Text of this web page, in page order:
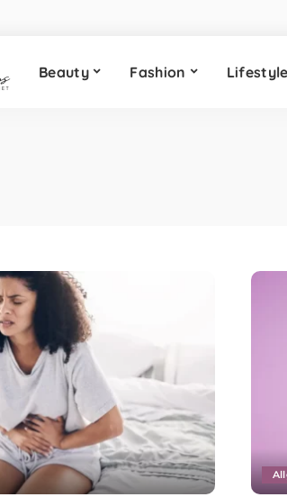
Beauty Fashion Lifestyle